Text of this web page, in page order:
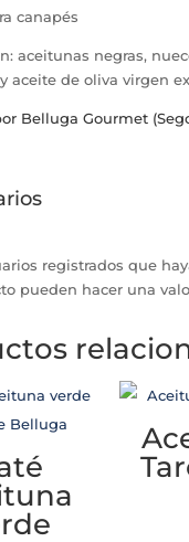
canapés
aceitunas negras,
aceite de oliva virgen
Belluga Gourmet
registrados que
pueden hacer una